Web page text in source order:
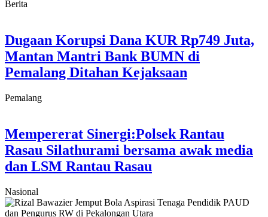
Berita
Dugaan Korupsi Dana KUR Rp749 Juta,
Mantan Mantri Bank BUMN di
Pemalang Ditahan Kejaksaan
Pemalang
Mempererat Sinergi:Polsek Rantau
Rasau Silathurami bersama awak media
dan LSM Rantau Rasau
Nasional